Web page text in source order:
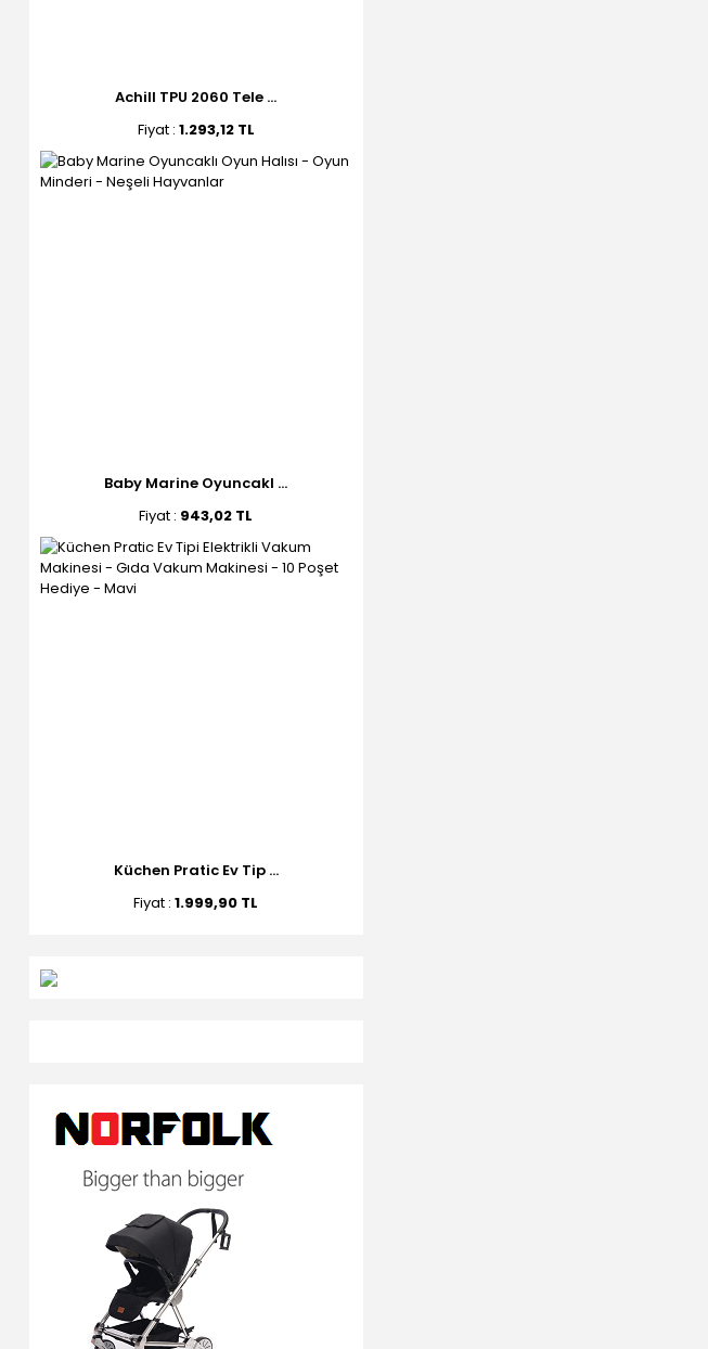
Achill TPU 2060 Tele ...
Fiyat : 1.293,12 TL
Baby Marine Oyuncakl ...
Fiyat : 943,02 TL
Küchen Pratic Ev Tip ...
Fiyat :1.999,90 TL